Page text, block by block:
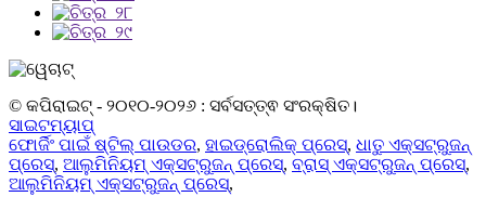
© କପିରାଇଟ୍ - ୨୦୧୦-୨୦୨୬ : ସର୍ବସତ୍ତ୍ଵ ସଂରକ୍ଷିତ।
ସାଇଟମ୍ୟାପ୍
ଫୋର୍ଜିଂ ପାଇଁ ଷ୍ଟିଲ୍ ପାଉଡର, ହାଇଡ୍ରୋଲିକ୍ ପ୍ରେସ୍, ଧାତୁ ଏକ୍ସଟ୍ରୁଜନ୍
ପ୍ରେସ୍, ଆଲୁମିନିୟମ୍ ଏକ୍ସଟ୍ରୁଜନ୍ ପ୍ରେସ୍, ବ୍ରାସ୍ ଏକ୍ସଟ୍ରୁଜନ୍ ପ୍ରେସ୍,
ଆଲୁମିନିୟମ୍ ଏକ୍ସଟ୍ରୁଜନ୍ ପ୍ରେସ୍,